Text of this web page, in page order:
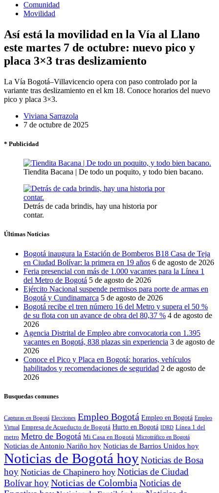
Comunidad
Movilidad
Así está la movilidad en la Vía al Llano
este martes 7 de octubre: nuevo pico y
placa 3×3 tras deslizamiento
La Vía Bogotá–Villavicencio opera con paso controlado por la
variante tras deslizamiento en el km 18. Conoce horarios del nuevo
pico y placa 3×3.
Viviana Sarrazola
7 de octubre de 2025
* Publicidad
Tiendita Bacana | De todo un poquito, y todo bien bacano.
Detrás de cada brindis, hay una historia por
contar.
Últimas Noticias
Bogotá inaugura la Estación de Bomberos B18 Casa de Teja
en Ciudad Bolívar: la primera en 19 años 6 de agosto de 2026
Feria presencial con más de 1.000 vacantes para la Línea 1
del Metro de Bogotá 5 de agosto de 2026
Ejército Nacional suspende permisos para porte de armas en
Bogotá y Cundinamarca 5 de agosto de 2026
Bogotá recibe el tren número 16 del Metro y supera el 50 %
de su flota con un avance de obra del 80,37 % 4 de agosto de
2026
Agencia Distrital de Empleo abre convocatoria con 1.395
vacantes en Bogotá, 838 plazas sin experiencia 3 de agosto de
2026
Conoce el Pico y Placa en Bogotá: horarios, vehículos
habilitados y recomendaciones de seguridad 2 de agosto de
2026
Busquedas comunes
Capturas en Bogotá Elecciones Empleo Bogotá Empleo en Bogotá Empleo
Virtual Empresa de Acueducto de Bogotá Hurto en Bogotá IDRD Línea 1 del
metro Metro de Bogotá Mi Casa en Bogotá Microtráfico en Bogotá
Noticias de Antonio Nariño hoy Noticias de Barrios Unidos hoy
Noticias de Bogotá hoyNoticias de Bosa
hoy Noticias de Chapinero hoy Noticias de Ciudad
Bolívar hoyNoticias de Colombia Noticias de